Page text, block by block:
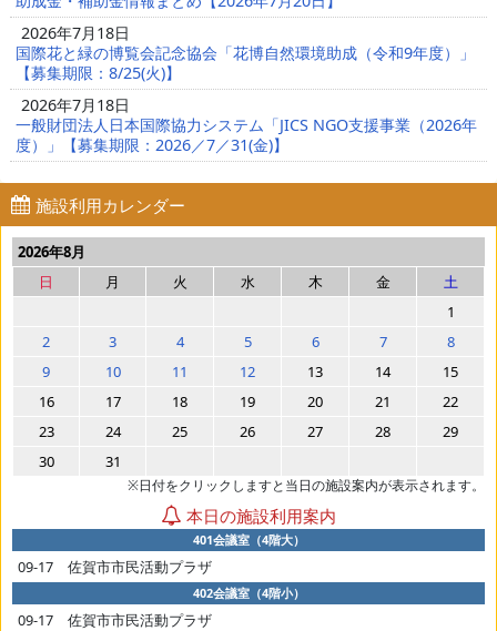
2026年7月18日
国際花と緑の博覧会記念協会「花博自然環境助成（令和9年度）」
【募集期限：8/25(火)】
2026年7月18日
一般財団法人日本国際協力システム「JICS NGO支援事業（2026年
度）」【募集期限：2026／7／31(金)】
施設利用カレンダー
2026年8月
日
月 火 水 木 金
土
1
2
3 4 5 6 7
8
9
10 11 12 13 14
15
16
17 18 19 20 21
22
23
24 25 26 27 28
29
30
31
※日付をクリックしますと当日の施設案内が表示されます。
本日の施設利用案内
401会議室（4階大）
09-17 佐賀市市民活動プラザ
402会議室（4階小）
09-17 佐賀市市民活動プラザ